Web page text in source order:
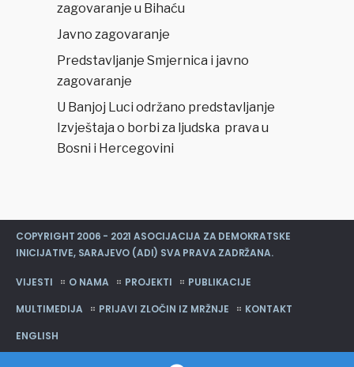
zagovaranje u Bihaću
Javno zagovaranje
Predstavljanje Smjernica i javno
zagovaranje
U Banjoj Luci održano predstavljanje
Izvještaja o borbi za ljudska prava u
Bosni i Hercegovini
COPYRIGHT 2006 - 2021 ASOCIJACIJA ZA DEMOKRATSKE
INICIJATIVE, SARAJEVO (ADI) SVA PRAVA ZADRŽANA.
VIJESTI O NAMA PROJEKTI
PUBLIKACIJE
MULTIMEDIJA
PRIJAVI ZLOČIN IZ MRŽNJE
KONTAKT
ENGLISH